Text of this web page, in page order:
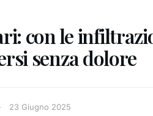
con le
senza dolore
23 Giugno 2025